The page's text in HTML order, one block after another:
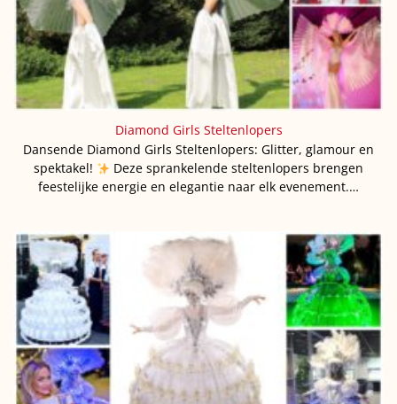
Diamond Girls Steltenlopers
Dansende Diamond Girls Steltenlopers: Glitter, glamour en
spektakel!
Deze sprankelende steltenlopers brengen
feestelijke energie en elegantie naar elk evenement.…